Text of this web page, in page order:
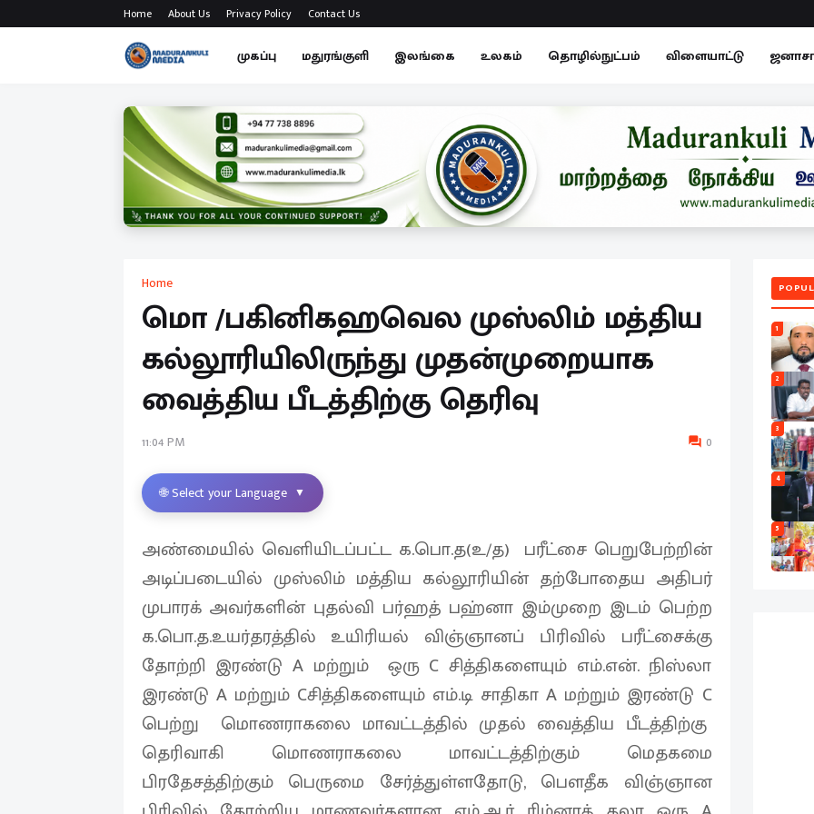
Home About Us Privacy Policy Contact Us
முகப்பு மதுரங்குளி இலங்கை உலகம் தொழில்நுட்பம் விளையாட்டு
Home
மொ /பகினிகஹவெல முஸ்லிம் மத்திய
கல்லூரியிலிருந்து முதன்முறையாக
வைத்திய பீடத்திற்கு தெரிவு
11:04 PM 0
🌐 Select your Language ▼
அண்மையில் வெளியிடப்பட்ட க.பொ.த(உ/த) பரீட்சை பெறுபேற்றின்
அடிப்படையில் முஸ்லிம் மத்திய கல்லூரியின் தற்போதைய அதிபர்
முபாரக் அவர்களின் புதல்வி பர்ஹத் பஹ்னா இம்முறை இடம் பெற்ற
க.பொ.த.உயர்தரத்தில் உயிரியல் விஞ்ஞானப் பிரிவில் பரீட்சைக்கு
தோற்றி இரண்டு A மற்றும் ஒரு C சித்திகளையும் எம்.என். நிஸ்லா
இரண்டு A மற்றும் Cசித்திகளையும் எம்.டி சாதிகா A மற்றும் இரண்டு C
பெற்று மொணராகலை மாவட்டத்தில் முதல் வைத்திய பீடத்திற்கு
தெரிவாகி மொணராகலை மாவட்டத்திற்கும் மெதகமை
பிரதேசத்திற்கும் பெருமை சேர்த்துள்ளதோடு, பௌதீக விஞ்ஞான
1
2
3
4
5